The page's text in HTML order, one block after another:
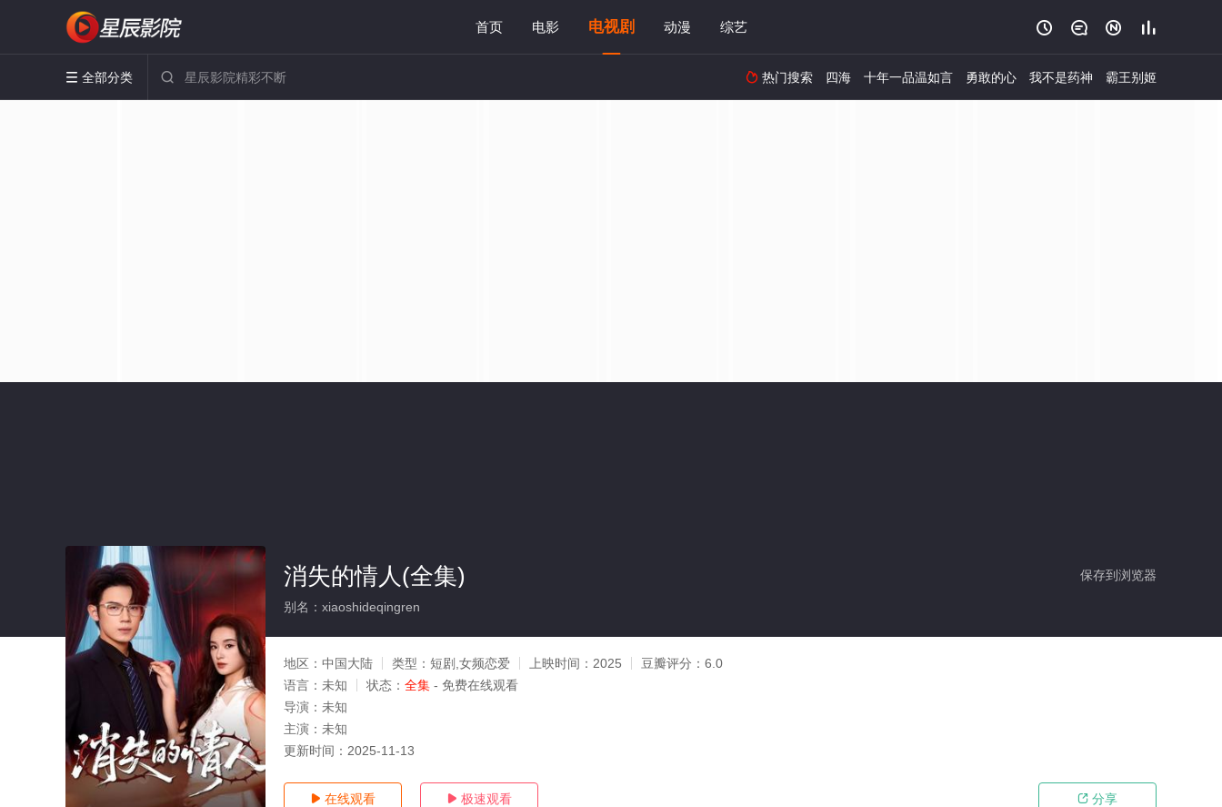
首页 电影 电视剧 动漫 综艺    
 全部分类   热门搜索 四海 十年一品温如言 勇敢的心 我不是药神 霸王别姬
保存到浏览器
消失的情人(全集)
别名：xiaoshideqingren
地区： 中国大陆 类型： 短剧,女频恋爱 上映时间： 2025 豆瓣评分： 6.0
语言： 未知 状态： 全集 - 免费在线观看
导演： 未知
主演： 未知
更新时间： 2025-11-13
 在线观看  极速观看  分享